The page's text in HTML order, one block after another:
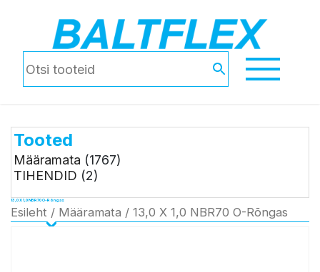
Tooted
Määramata (1767)
TIHENDID (2)
13,0 X 1,0 NBR70 O-Rõngas
Esileht / Määramata / 13,0 X 1,0 NBR70 O-Rõngas